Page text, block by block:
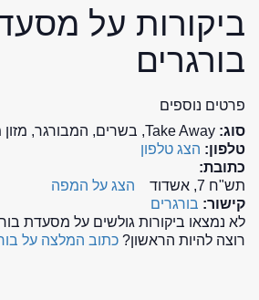
ביקורות על
בורגרים
פרטים נוספים
סוג: Take Away, בשרים, המבורגר, מזון מהיר/ FastFood
טלפון: הצג טלפון
כתובת:
תש"ח 7, אשדוד
הצג על המפה
קישור: בורגרים
לא נמצאו ביקורות גולשים על מסעדת
רוצה להיות הראשון? כתוב המלצה על